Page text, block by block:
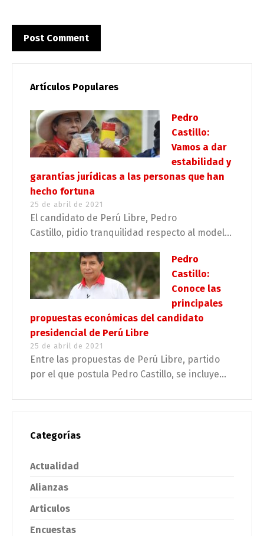
Artículos Populares
Pedro
Castillo:
Vamos a dar
estabilidad y
garantías jurídicas a las personas que han
hecho fortuna
25 de abril de 2021
El candidato de Perú Libre, Pedro
Castillo, pidio tranquilidad respecto al model...
Pedro
Castillo:
Conoce las
principales
propuestas económicas del candidato
presidencial de Perú Libre
25 de abril de 2021
Entre las propuestas de Perú Libre, partido
por el que postula Pedro Castillo, se incluye...
Categorías
Actualidad
Alianzas
Articulos
Encuestas